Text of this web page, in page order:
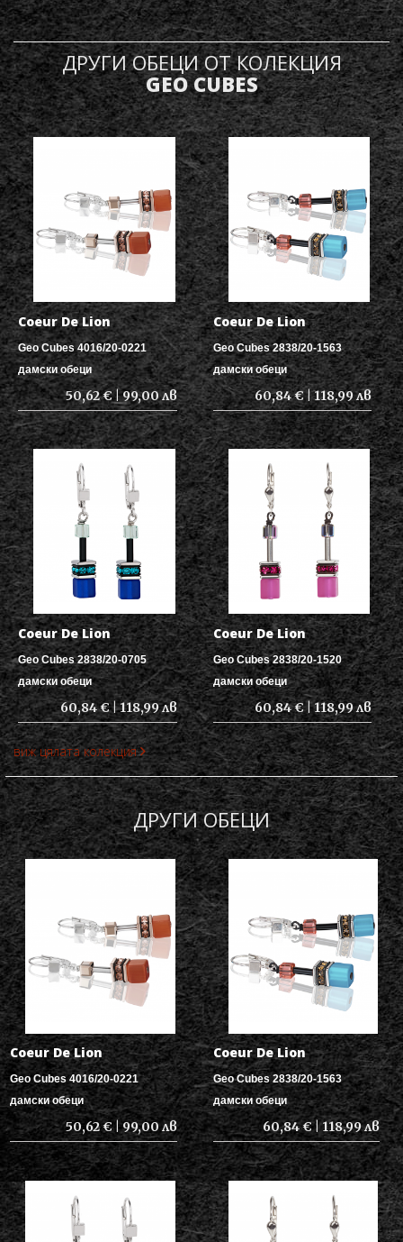
ДРУГИ ОБЕЦИ ОТ КОЛЕКЦИЯ
GEO CUBES
Coeur De Lion
Geo Cubes 4016/20-0221
дамски обеци
50,62 € | 99,00 лв
Coeur De Lion
Geo Cubes 2838/20-1563
дамски обеци
60,84 € | 118,99 лв
Coeur De Lion
Geo Cubes 2838/20-0705
дамски обеци
60,84 € | 118,99 лв
Coeur De Lion
Geo Cubes 2838/20-1520
дамски обеци
60,84 € | 118,99 лв
виж цялата колекция
ДРУГИ ОБЕЦИ
Coeur De Lion
Geo Cubes 4016/20-0221
дамски обеци
50,62 € | 99,00 лв
Coeur De Lion
Geo Cubes 2838/20-1563
дамски обеци
60,84 € | 118,99 лв